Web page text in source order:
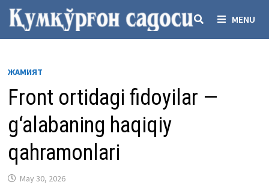
Skip
to
content
MENU
ЖАМИЯТ
Front ortidagi fidoyilar —
g‘alabaning haqiqiy
qahramonlari
May 30, 2026